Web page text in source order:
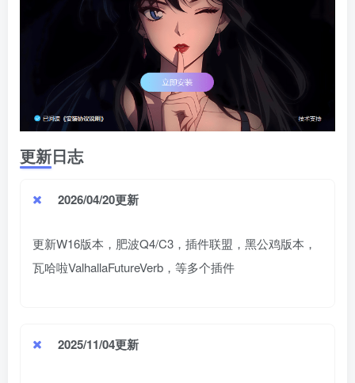
更新日志
2026/04/20更新
更新W16版本，肥波Q4/C3，插件联盟，黑公鸡版本，
瓦哈啦ValhallaFutureVerb，等多个插件
2025/11/04更新